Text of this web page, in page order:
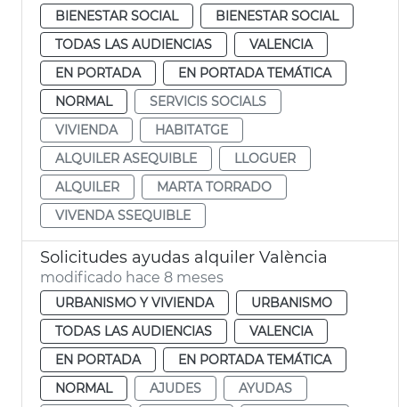
BIENESTAR SOCIAL
BIENESTAR SOCIAL
TODAS LAS AUDIENCIAS
VALENCIA
EN PORTADA
EN PORTADA TEMÁTICA
NORMAL
SERVICIS SOCIALS
VIVIENDA
HABITATGE
ALQUILER ASEQUIBLE
LLOGUER
ALQUILER
MARTA TORRADO
VIVENDA SSEQUIBLE
Solicitudes ayudas alquiler València
modificado hace 8 meses
URBANISMO Y VIVIENDA
URBANISMO
TODAS LAS AUDIENCIAS
VALENCIA
EN PORTADA
EN PORTADA TEMÁTICA
NORMAL
AJUDES
AYUDAS